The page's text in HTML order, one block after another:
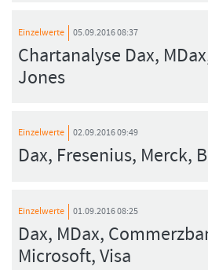
Einzelwerte 05.09.2016 08:37
Chartanalyse Dax,
Jones
Einzelwerte 02.09.2016 09:49
Dax, Fresenius, Merck,
Einzelwerte 01.09.2016 08:25
Dax, MDax,
Microsoft, Visa